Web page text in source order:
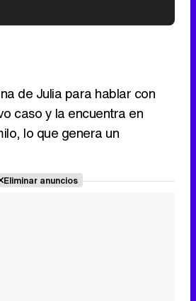
de Julia para hablar con
caso y la encuentra en
lo que genera un
Eliminar anuncios